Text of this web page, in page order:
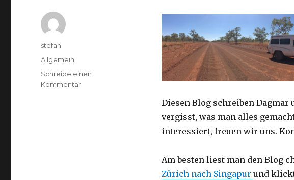
Diesen Blog schreiben
vergisst, was man alles
interessiert, freuen wir uns.
Am besten liest man den Blog
Zürich nach Singapur und klickt
Autor
stefan
Kategorien
Allgemein
Schreibe einen
Kommentarzu